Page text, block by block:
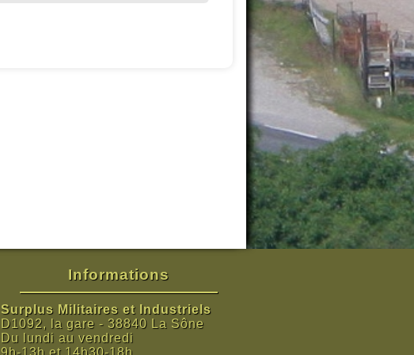
Informations
Surplus Militaires et Industriels
D1092, la gare - 38840 La Sône
Du lundi au vendredi
9h-13h et 14h30-18h